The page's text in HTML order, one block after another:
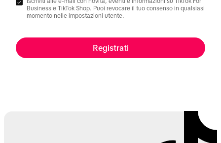
Business e TikTok Shop. Puoi revocare il tuo consenso in qualsiasi
momento nelle impostazioni utente.
Registrati